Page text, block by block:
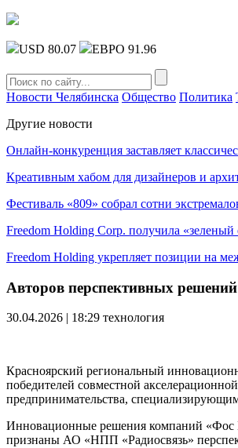
USD 80.07 ЕВРО 91.96
Новости Челябинска Общество Политика
Другие новости
Онлайн-конкуренция заставляет
Креативным хабом для дизайнеров и
Фестиваль «809» собрал сотни
Freedom Holding Corp. получила «зеленый
Freedom Holding укрепляет позиции на
Авторов перспективных
30.04.2026 | 18:29 технология
Красноярский региональный
победителей совместной
предпринимательства,
Инновационные решения компаний
признаны АО «НПП «Радиосвязь»